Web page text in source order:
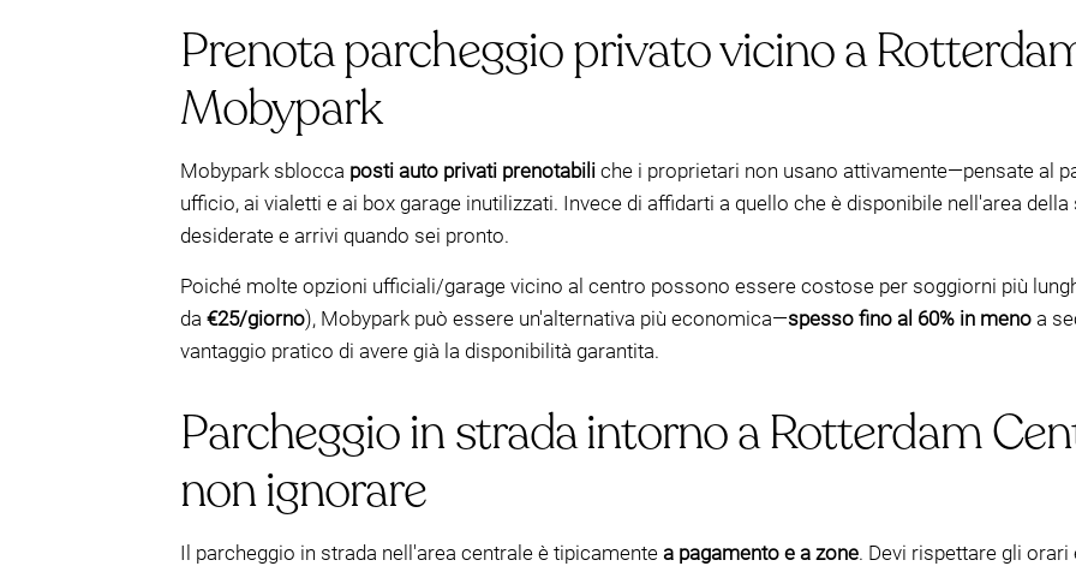
Prenota parcheggio privato vicino a
Mobypark
Mobypark sblocca posti auto privati prenotabili che i proprietari non usano attivamente—pensate al
ufficio, ai vialetti e ai box garage inutilizzati. Invece di affidarti a quello che è disponibile nell'area
desiderate e arrivi quando sei pronto.
Poiché molte opzioni ufficiali/garage vicino al centro possono essere costose per soggiorni più
da €25/giorno), Mobypark può essere un'alternativa più economica—spesso fino al 60% in meno a
vantaggio pratico di avere già la disponibilità garantita.
Parcheggio in strada intorno a Rotterdam
non ignorare
Il parcheggio in strada nell'area centrale è tipicamente a pagamento e a zone. Devi rispettare gli